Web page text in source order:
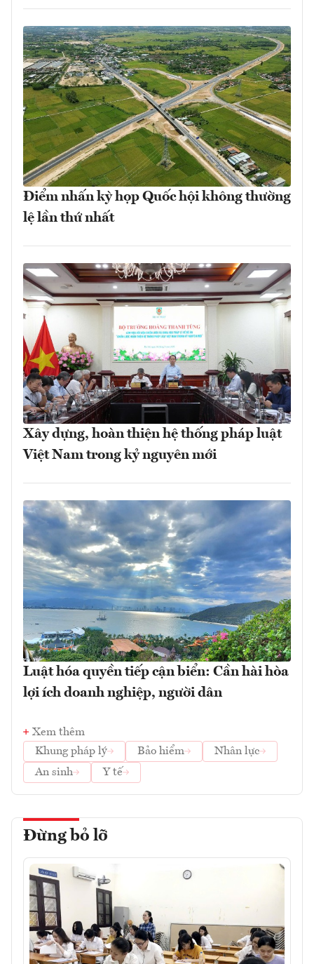
Điểm nhấn kỳ họp Quốc hội không thường
lệ lần thứ nhất
Xây dựng, hoàn thiện hệ thống pháp luật
Việt Nam trong kỷ nguyên mới
Luật hóa quyền tiếp cận biển: Cần hài hòa
lợi ích doanh nghiệp, người dân
Xem thêm
Khung pháp lý
Bảo hiểm
Nhân lực
An sinh
Y tế
Đừng bỏ lỡ